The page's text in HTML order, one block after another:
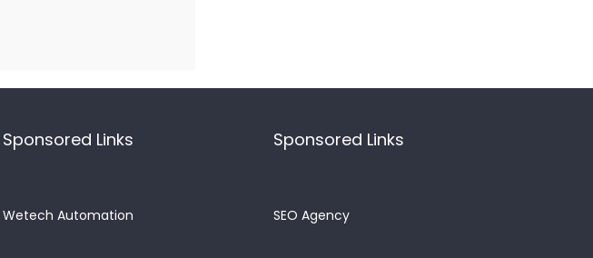
Sponsored Links
Wetech Automation
Sponsored Links
SEO Agency